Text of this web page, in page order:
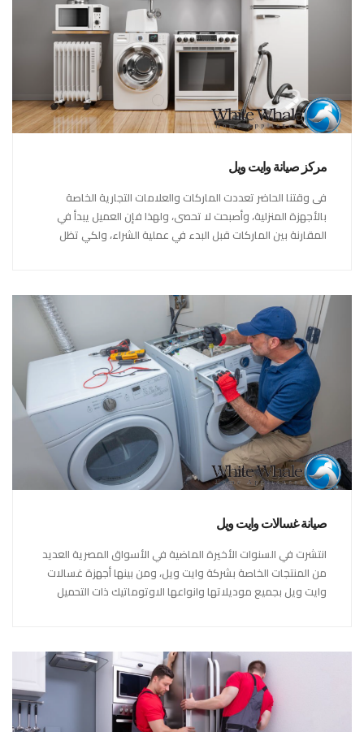
مركز صيانة وايت ويل
فى وقتنا الحاضر تعددت الماركات والعلامات التجارية الخاصة
بالأجهزة المنزلية، وأصبحت لا تحصى، ولهذا فإن العميل يبدأ في
المقارنة بين الماركات قبل البدء في عملية الشراء، ولكي تظل
صيانة غسالات وايت ويل
انتشرت في السنوات الأخيرة الماضية في الأسواق المصرية العديد
من المنتجات الخاصة بشركة وايت ويل، ومن بينها أجهزة غسالات
وايت ويل بجميع موديلاتها وانواعها الاوتوماتيك ذات التحميل